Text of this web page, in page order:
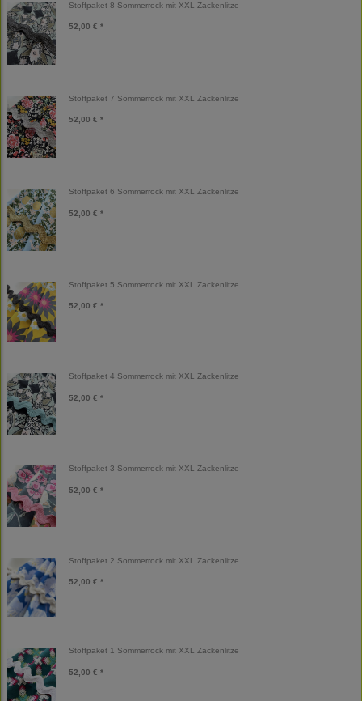
Stoffpaket 8 Sommerrock mit XXL Zackenlitze
52,00 € *
Stoffpaket 7 Sommerrock mit XXL Zackenlitze
52,00 € *
Stoffpaket 6 Sommerrock mit XXL Zackenlitze
52,00 € *
Stoffpaket 5 Sommerrock mit XXL Zackenlitze
52,00 € *
Stoffpaket 4 Sommerrock mit XXL Zackenlitze
52,00 € *
Stoffpaket 3 Sommerrock mit XXL Zackenlitze
52,00 € *
Stoffpaket 2 Sommerrock mit XXL Zackenlitze
52,00 € *
Stoffpaket 1 Sommerrock mit XXL Zackenlitze
52,00 € *